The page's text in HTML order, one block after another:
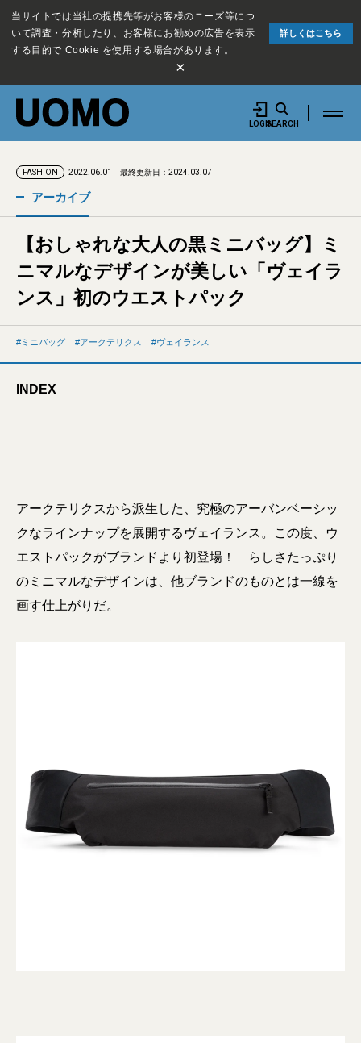
当サイトでは当社の提携先等がお客様のニーズ等につ
いて調査・分析したり、お客様にお勧めの広告を表示
する目的で Cookie を使用する場合があります。
詳しくはこちら
×
LOGINSEARCH
FASHION 2022.06.01 最終更新日：2024.03.07
アーカイブ
【おしゃれな大人の黒ミニバッグ】ミ
ニマルなデザインが美しい「ヴェイラ
ンス」初のウエストパック
ミニバッグ アークテリクス ヴェイランス
INDEX
アークテリクスから派生した、究極のアーバンベーシッ
クなラインナップを展開するヴェイランス。この度、ウ
エストパックがブランドより初登場！ らしさたっぷり
のミニマルなデザインは、他ブランドのものとは一線を
画す仕上がりだ。